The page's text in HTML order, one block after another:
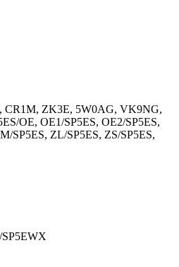
CR1M, ZK3E, 5W0AG, VK9NG,
OE, OE1/SP5ES, OE2/SP5ES,
SP5ES, ZL/SP5ES, ZS/SP5ES,